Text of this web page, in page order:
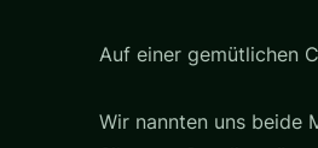
Auf einer gemütlichen
Wir nannten uns beide